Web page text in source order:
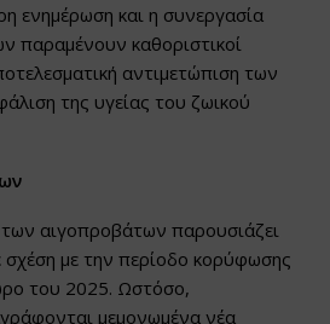
ενημέρωση και η συνεργασία
παραμένουν καθοριστικοί
αντιμετώπιση των
της υγείας του ζωικού
αιγοπροβάτων παρουσιάζει
με την περίοδο κορύφωσης
του 2025. Ωστόσο,
μεμονωμένα νέα